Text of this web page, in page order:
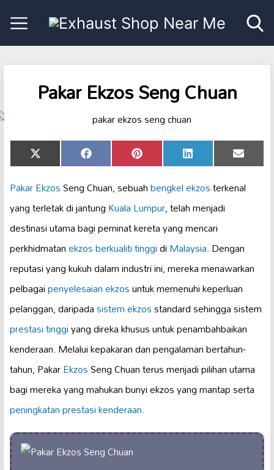
Pakar Ekzos Seng Chuan
Share
on
X
(Twitter)
Share
on
Facebook Share
on
Pinterest Share
on
LinkedIn Share
on
Email
Pakar EkzosSeng Chuan, sebuahbengkel ekzosterkenal
yang terletak di jantungKuala Lumpur, telah menjadi
destinasi utama bagi peminat kereta yang mencari
perkhidmatanekzos berkualiti tinggidiMalaysia. Dengan
reputasi yang kukuh dalam industri ini, mereka menawarkan
pelbagaipenyelesaian ekzosuntuk memenuhi keperluan
pelanggan, daripadasistem ekzosstandard sehingga sistem
prestasi tinggiyang direka khusus untuk penambahbaikan
kenderaan. Melalui kepakaran dan pengalaman bertahun-
tahun, PakarEkzosSeng Chuan terus menjadi pilihan utama
bagi mereka yang mahukan bunyi ekzos yang mantap serta
peningkatan prestasi kenderaan.